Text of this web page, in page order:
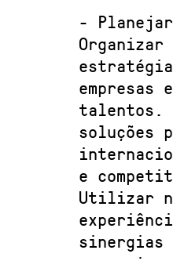
-
Organizar
empresas
talentos.
soluções
e
Utilizar
sinergias